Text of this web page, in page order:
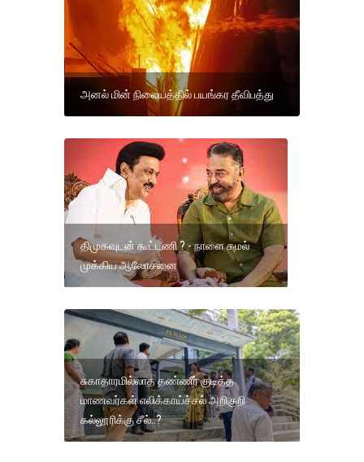
அனல் மின் நிலையத்தில் பயங்கர தீவிபத்து
திமுகவுடன் கூட்டணி ? - நாளை கமல்
முக்கிய ஆலோசனை
சுகாதாரமில்லாத தண்ணீர் குடித்த
மாணவர்கள் எலிக்காய்ச்சல் அறிகுறி
கல்லூரிக்கு சீல்..?